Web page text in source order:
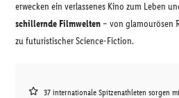
erwecken ein verlassenes Kino zum Leben
schillernde Filmwelten– von glamourösen
zu futuristischer Science-Fiction.
37 internationale Spitzenathleten sorgen